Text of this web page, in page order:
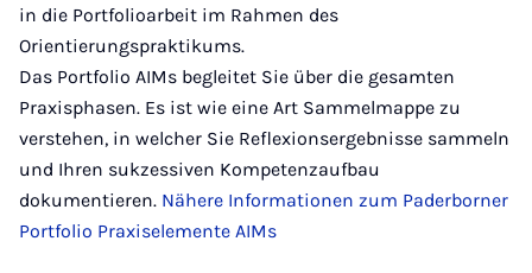
in die Portfolioarbeit im Rahmen des
Orientierungspraktikums.
Das Portfolio AIMs begleitet Sie über die gesamten
Praxisphasen. Es ist wie eine Art Sammelmappe zu
verstehen, in welcher Sie Reflexionsergebnisse sammeln
und Ihren sukzessiven Kompetenzaufbau
dokumentieren. Nähere Informationen zum Paderborner
Portfolio Praxiselemente AIMs